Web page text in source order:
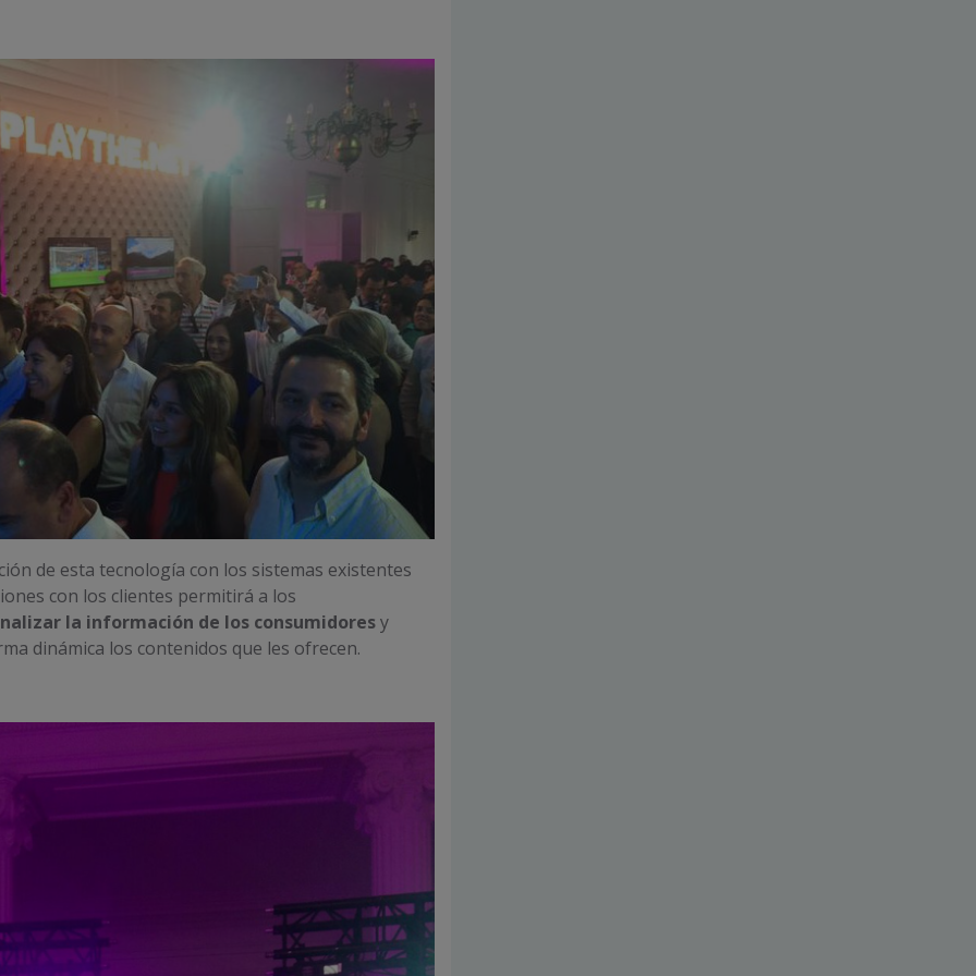
de esta tecnología con los sistemas existentes
con los clientes permitirá a los
la información de los consumidoresy
dinámica los contenidos que les ofrecen.